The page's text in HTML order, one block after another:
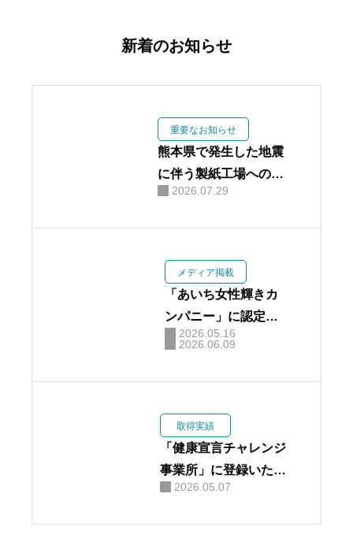
新着のお知らせ
重要なお知らせ
熊本県で発生した地震
に伴う製紙工場への影
響について
2026.07.29
メディア掲載
「あいち女性輝きカ
ンパニー」に認定さ
れました
2026.05.16
2026.06.09
取得実績
「健康宣言チャレンジ
事業所」に登録いたし
ました。
2026.05.07